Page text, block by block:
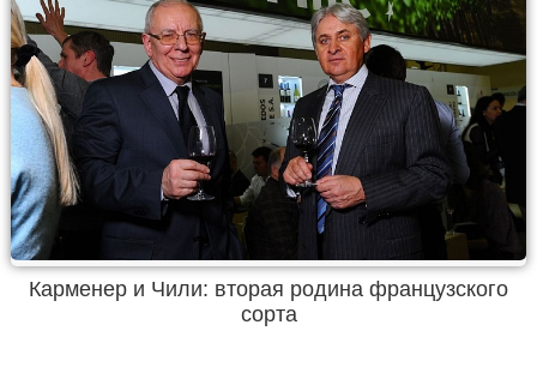
Карменер и Чили: вторая родина французского
сорта